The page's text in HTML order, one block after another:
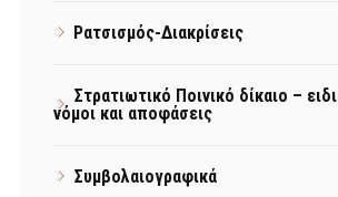
Ρατσισμός-Διακρίσεις
Στρατιωτικό Ποινικό δίκαιο –
νόμοι και αποφάσεις
Συμβολαιογραφικά